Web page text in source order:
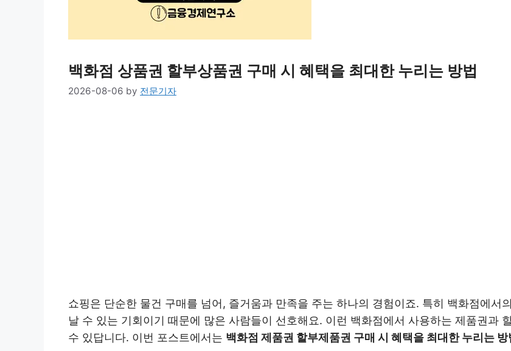
백화점 상품권 할부상품권 구매 시 혜택을 최대한 누리는 방법
2026-08-06 by 전문기자
쇼핑은 단순한 물건 구매를 넘어, 즐거움과 만족을 주는 하나의 경험이죠. 특히 백화점에서
날 수 있는 기회이기 때문에 많은 사람들이 선호해요. 이런 백화점에서 사용하는 제품권과
수 있답니다. 이번 포스트에서는 백화점 제품권 할부제품권 구매 시 혜택을 최대한 누리는 방